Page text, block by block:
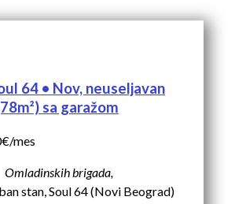
64 • Nov, neuseljavan
sa garažom
mes
Omladinskih brigada,
stan, Soul 64 (Novi Beograd)